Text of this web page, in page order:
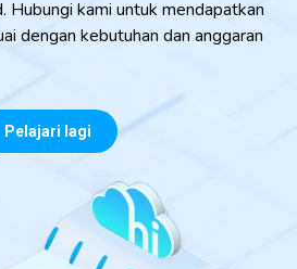
Hubungi kami untuk mendapatkan
dengan kebutuhan dan anggaran
Pelajari lagi